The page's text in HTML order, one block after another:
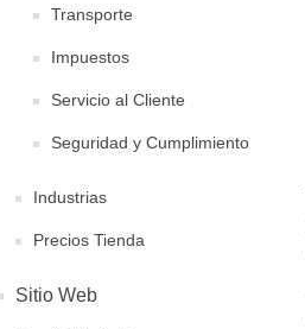
Transporte
Impuestos
Servicio al Cliente
Seguridad y Cumplimiento
Industrias
Precios Tienda
Sitio Web